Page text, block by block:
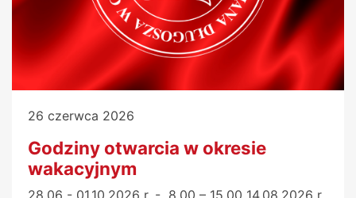
26 czerwca 2026
Godziny otwarcia w okresie
wakacyjnym
28.06 - 01.10.2026 r. - 8.00 – 15.00 14.08.2026 r.